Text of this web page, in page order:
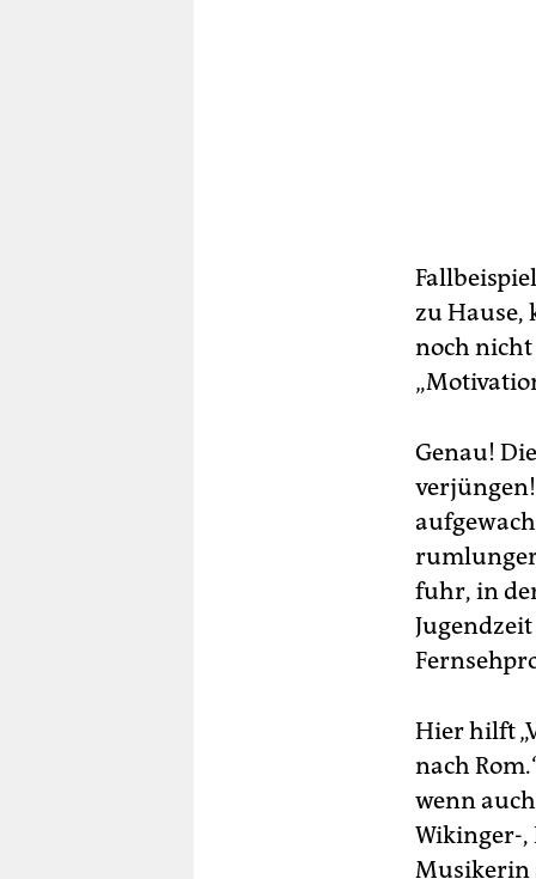
zu Hause,
noch nicht
Genau!
fuhr, in
Hier hilft
nach
wenn
Wikinger-
Musikerin